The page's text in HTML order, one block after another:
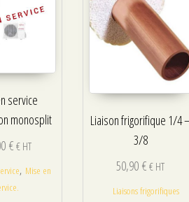
service
monosplit
€ € HT
, Mise en
Liaison frigorifique 1/4
3/8
50,90€ € HT
Liaisons frigorifiques